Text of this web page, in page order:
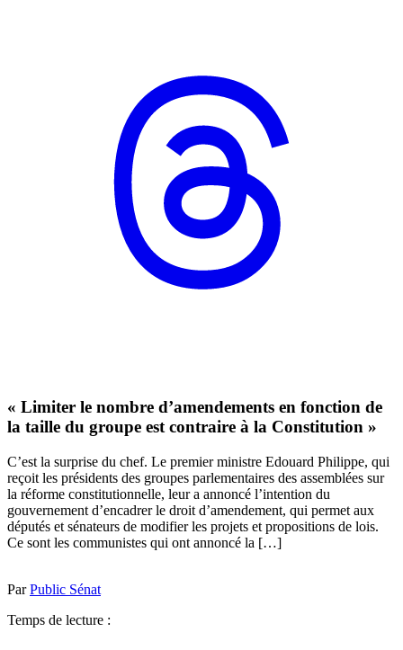
« Limiter le nombre d’amendements en fonction de
la taille du groupe est contraire à la Constitution »
C’est la surprise du chef. Le premier ministre Edouard Philippe, qui
reçoit les présidents des groupes parlementaires des assemblées sur
la réforme constitutionnelle, leur a annoncé l’intention du
gouvernement d’encadrer le droit d’amendement, qui permet aux
députés et sénateurs de modifier les projets et propositions de lois.
Ce sont les communistes qui ont annoncé la […]
ParPublic Sénat
Temps de lecture :